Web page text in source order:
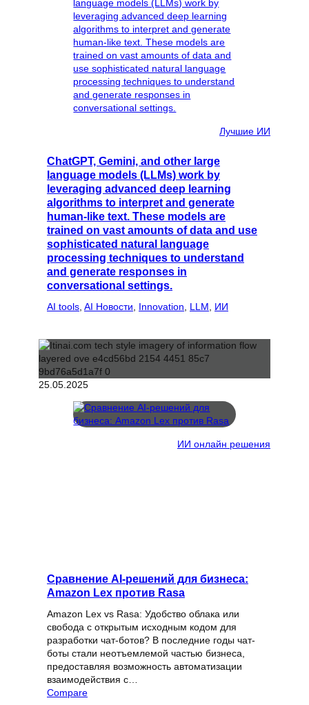
Лучшие ИИ
ChatGPT, Gemini, and other large
language models (LLMs) work by
leveraging advanced deep learning
algorithms to interpret and generate
human-like text. These models are
trained on vast amounts of data and use
sophisticated natural language
processing techniques to understand
and generate responses in
conversational settings.
AI tools AI Новости Innovation LLM ИИ
25.05.2025
ИИ онлайн решения
Сравнение AI-решений для бизнеса:
Amazon Lex против Rasa
Amazon Lex vs Rasa: Удобство облака или
свобода с открытым исходным кодом для
разработки чат-ботов? В последние годы чат-
боты стали неотъемлемой частью бизнеса,
предоставляя возможность автоматизации
взаимодействия с…
Compare